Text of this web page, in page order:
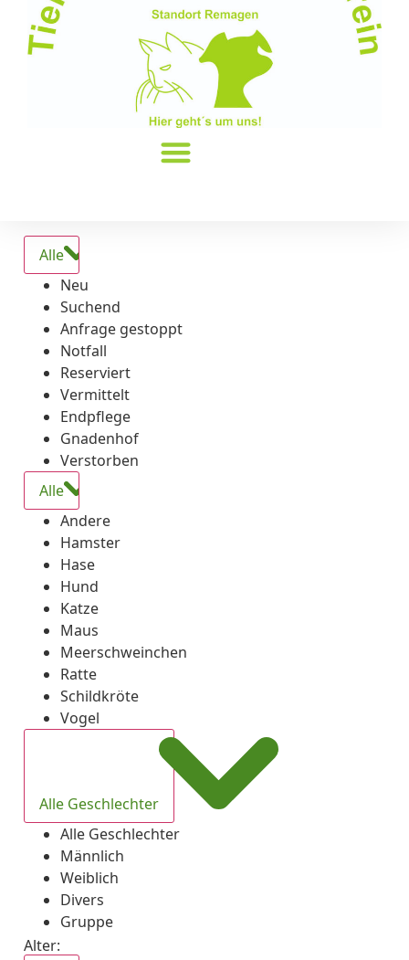
Alle
Neu
Suchend
Anfrage gestoppt
Notfall
Reserviert
Vermittelt
Endpflege
Gnadenhof
Verstorben
Alle
Andere
Hamster
Hase
Hund
Katze
Maus
Meerschweinchen
Ratte
Schildkröte
Vogel
Alle Geschlechter
Alle Geschlechter
Männlich
Weiblich
Divers
Gruppe
Alter: